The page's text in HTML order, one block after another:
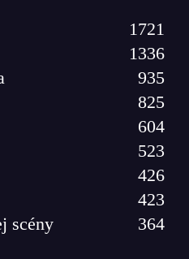
1721
1336
935
825
604
523
426
423
scény
364